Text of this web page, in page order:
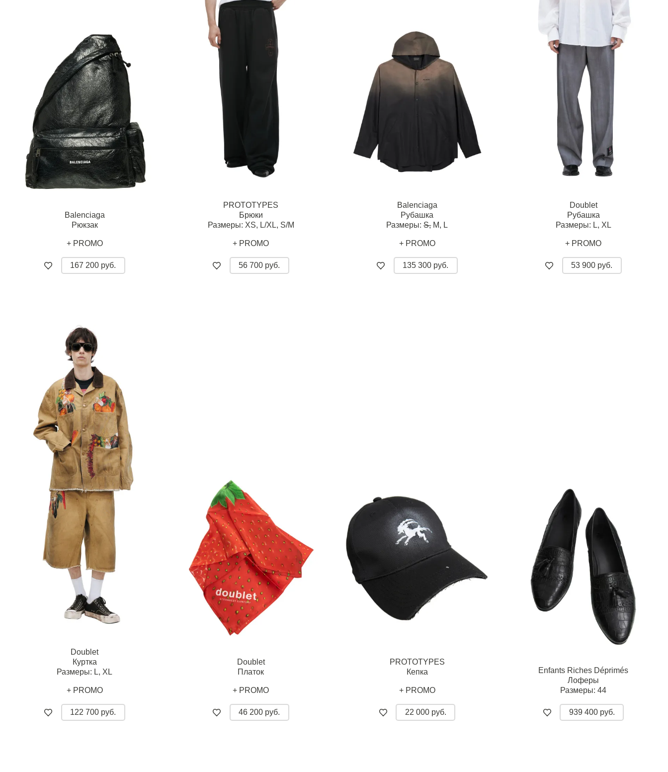
Balenciaga
Рюкзак
+ PROMO
167 200 руб.
PROTOTYPES
Брюки
Размеры: XS, L/XL, S/M
+ PROMO
56 700 руб.
Balenciaga
Рубашка
Размеры:S, M, L
+ PROMO
135 300 руб.
Doublet
Рубашка
Размеры: L, XL
+ PROMO
53 900 руб.
Doublet
Куртка
Размеры: L, XL
+ PROMO
122 700 руб.
Doublet
Платок
+ PROMO
46 200 руб.
PROTOTYPES
Кепка
+ PROMO
22 000 руб.
Enfants Riches Déprimés
Лоферы
Размеры:44
939 400 руб.